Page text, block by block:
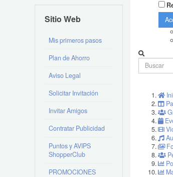
Sitio Web
Mis primeros pasos
Plan de Ahorro
Aviso Legal
Solicitar Invitación
Invitar Amigos
Contratar Publicidad
Puntos y AVIPS
ShopperClub
PROMOCIONES